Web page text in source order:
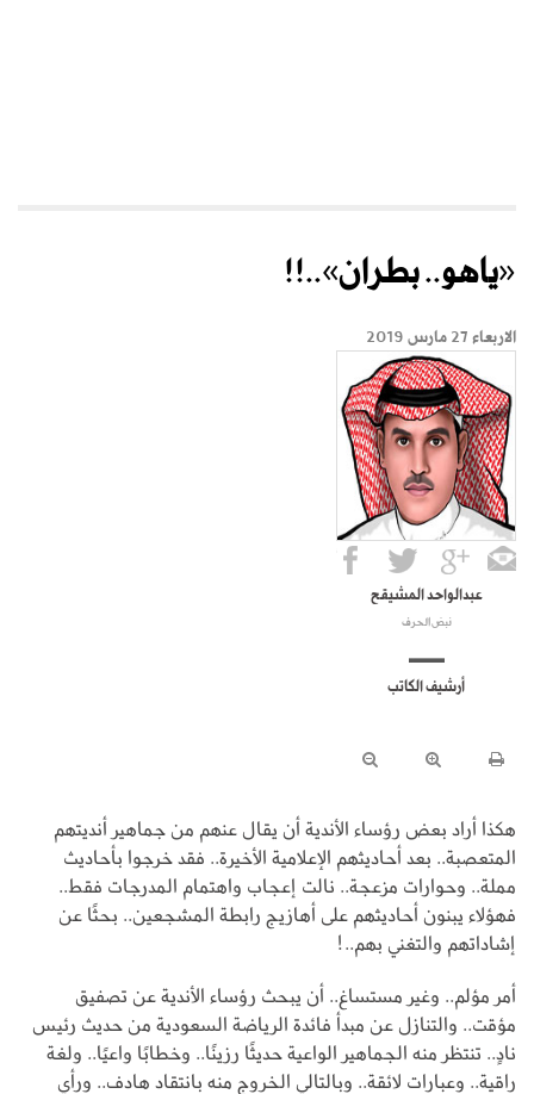
«ياهو.. بطران»..!!
الاربعاء 27 مارس 2019
عبدالواحد المشيقح
نبض الحرف
أرشيف الكاتب
هكذا أراد بعض رؤساء الأندية أن يقال عنهم من جماهير أنديتهم
المتعصبة.. بعد أحاديثهم الإعلامية الأخيرة.. فقد خرجوا بأحاديث
مملة.. وحوارات مزعجة.. نالت إعجاب واهتمام المدرجات فقط..
فهؤلاء يبنون أحاديثهم على أهازيج رابطة المشجعين.. بحثًا عن
إشاداتهم والتغني بهم..!
أمر مؤلم.. وغير مستساغ.. أن يبحث رؤساء الأندية عن تصفيق
مؤقت.. والتنازل عن مبدأ فائدة الرياضة السعودية من حديث رئيس
نادٍ.. تنتظر منه الجماهير الواعية حديثًا رزينًا.. وخطابًا واعيًا.. ولغة
راقية.. وعبارات لائقة.. وبالتالي الخروج منه بانتقاد هادف.. ورأي